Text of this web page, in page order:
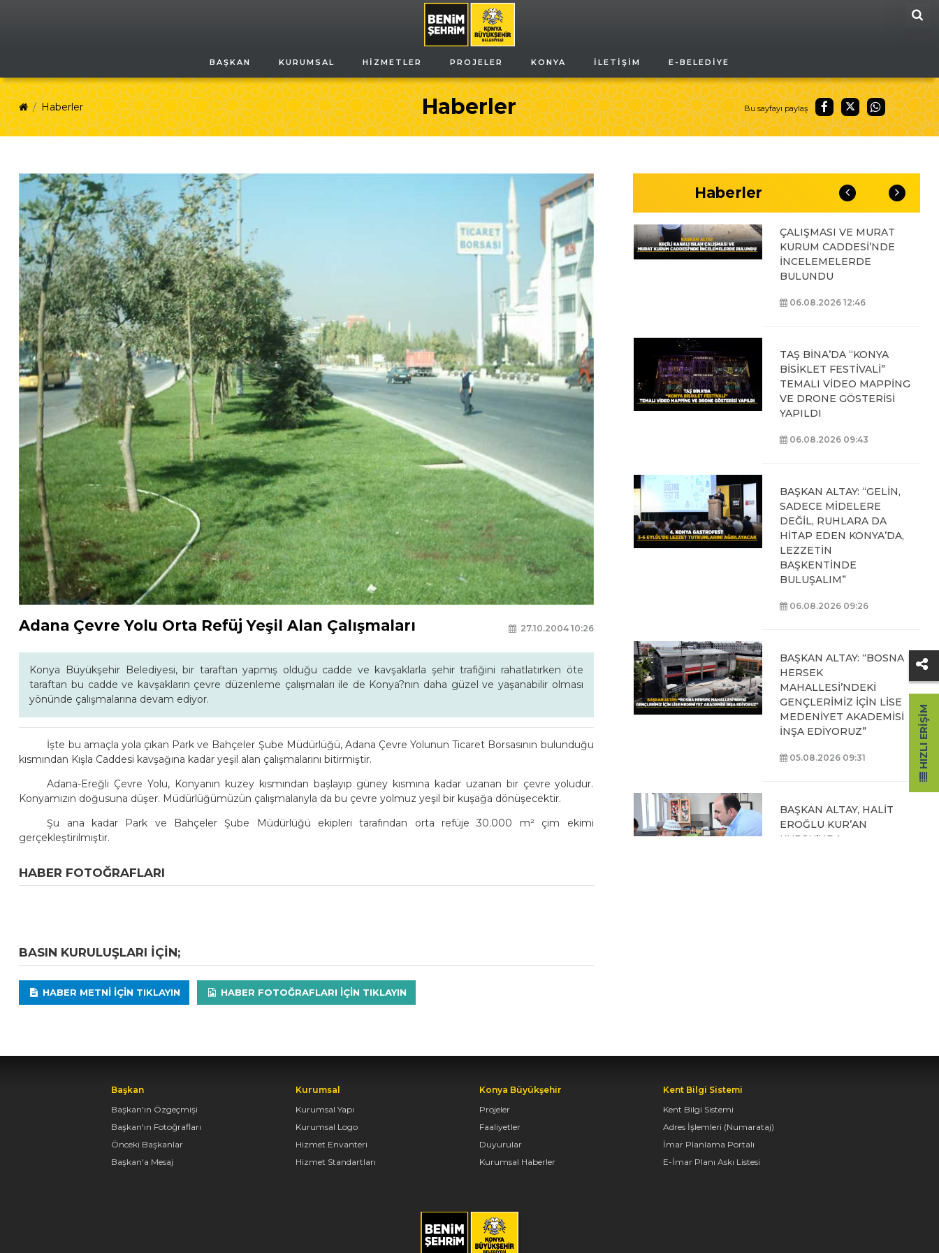
BAŞKAN KURUMSAL HIZMETLER PROJELER KONYA İLETIŞIM E-BELEDIYE
Haberler
Haberler Bu sayfayı paylaş
Adana Çevre Yolu Orta Refüj Yeşil Alan Çalışmaları 27.10.2004 10:26
Konya Büyükşehir Belediyesi, bir taraftan yapmış olduğu cadde ve kavşaklarla şehir trafiğini rahatlatırken öte
taraftan bu cadde ve kavşakların çevre düzenleme çalışmaları ile de Konya?nın daha güzel ve yaşanabilir olması
yönünde çalışmalarına devam ediyor.
İşte bu amaçla yola çıkan Park ve Bahçeler Şube Müdürlüğü, Adana Çevre Yolunun Ticaret Borsasının bulunduğu
kısmından Kışla Caddesi kavşağına kadar yeşil alan çalışmalarını bitirmiştir.
Adana-Ereğli Çevre Yolu, Konyanın kuzey kısmından başlayıp güney kısmına kadar uzanan bir çevre yoludur.
Konyamızın doğusuna düşer. Müdürlüğümüzün çalışmalarıyla da bu çevre yolmuz yeşil bir kuşağa dönüşecektir.
Şu ana kadar Park ve Bahçeler Şube Müdürlüğü ekipleri tarafından orta refüje 30.000 m² çim ekimi
gerçekleştirilmiştir.
HABER FOTOĞRAFLARI
BASIN KURULUŞLARI IÇIN;
HABER METNI IÇIN TIKLAYIN HABER FOTOĞRAFLARI IÇIN TIKLAYIN
Haberler
OYUNLARI’NIN FİNAL
TURUNDA
ÖĞRENCİLERİN
HEYECANINI PAYLAŞTI
BAŞKAN ALTAY, KEÇİLİ
ÇALIŞMASI VE MURAT
KURUM CADDESİ’NDE
İNCELEMELERDE
BULUNDU
06.08.2026 12:46
TAŞ BİNA’DA “KONYA
BİSİKLET FESTİVALİ”
TEMALI VİDEO MAPPİNG
VE DRONE GÖSTERİSİ
YAPILDI
06.08.2026 09:43
BAŞKAN ALTAY: “GELİN,
SADECE MİDELERE
DEĞİL, RUHLARA DA
HİTAP EDEN KONYA’DA,
LEZZETİN
BAŞKENTİNDE
BULUŞALIM”
06.08.2026 09:26
BAŞKAN ALTAY: “BOSNA
HERSEK
MAHALLESİ’NDEKİ
GENÇLERİMİZ İÇİN LİSE
MEDENİYET AKADEMİSİ
İNŞA EDİYORUZ”
05.08.2026 09:31
BAŞKAN ALTAY, HALİT
EROĞLU KUR’AN
KURSU’NDA
Başkan
Başkan'ın Özgeçmişi
Başkan'ın Fotoğrafları
Önceki Başkanlar
Başkan'a Mesaj
Kurumsal
Kurumsal Yapı
Kurumsal Logo
Hizmet Envanteri
Hizmet Standartları
Konya Büyükşehir
Projeler
Faaliyetler
Duyurular
Kurumsal Haberler
Kent Bilgi Sistemi
Kent Bilgi Sistemi
Adres İşlemleri (Numarataj)
İmar Planlama Portalı
E-İmar Planı Askı Listesi
HIZLI ERIŞIM